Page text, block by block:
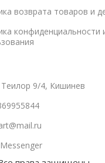
возврата товаров и
конфиденциальности
9/4, Кишинев
Messenger